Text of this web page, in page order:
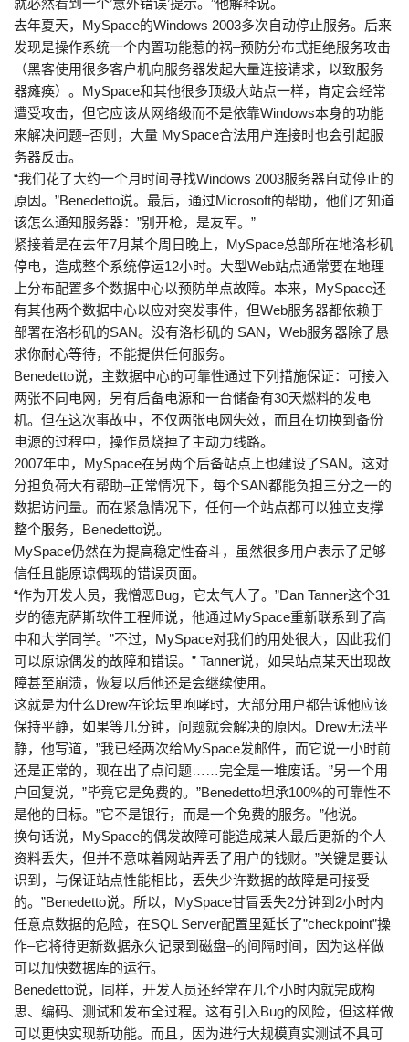
就必然看到一个’意外错误’提示。”他解释说。
去年夏天，MySpace的Windows 2003多次自动停止服务。后来
发现是操作系统一个内置功能惹的祸–预防分布式拒绝服务攻击
（黑客使用很多客户机向服务器发起大量连接请求，以致服务
器瘫痪）。MySpace和其他很多顶级大站点一样，肯定会经常
遭受攻击，但它应该从网络级而不是依靠Windows本身的功能
来解决问题–否则，大量 MySpace合法用户连接时也会引起服
务器反击。
“我们花了大约一个月时间寻找Windows 2003服务器自动停止的
原因。”Benedetto说。最后，通过Microsoft的帮助，他们才知道
该怎么通知服务器：”别开枪，是友军。”
紧接着是在去年7月某个周日晚上，MySpace总部所在地洛杉矶
停电，造成整个系统停运12小时。大型Web站点通常要在地理
上分布配置多个数据中心以预防单点故障。本来，MySpace还
有其他两个数据中心以应对突发事件，但Web服务器都依赖于
部署在洛杉矶的SAN。没有洛杉矶的 SAN，Web服务器除了恳
求你耐心等待，不能提供任何服务。
Benedetto说，主数据中心的可靠性通过下列措施保证：可接入
两张不同电网，另有后备电源和一台储备有30天燃料的发电
机。但在这次事故中，不仅两张电网失效，而且在切换到备份
电源的过程中，操作员烧掉了主动力线路。
2007年中，MySpace在另两个后备站点上也建设了SAN。这对
分担负荷大有帮助–正常情况下，每个SAN都能负担三分之一的
数据访问量。而在紧急情况下，任何一个站点都可以独立支撑
整个服务，Benedetto说。
MySpace仍然在为提高稳定性奋斗，虽然很多用户表示了足够
信任且能原谅偶现的错误页面。
“作为开发人员，我憎恶Bug，它太气人了。”Dan Tanner这个31
岁的德克萨斯软件工程师说，他通过MySpace重新联系到了高
中和大学同学。”不过，MySpace对我们的用处很大，因此我们
可以原谅偶发的故障和错误。” Tanner说，如果站点某天出现故
障甚至崩溃，恢复以后他还是会继续使用。
这就是为什么Drew在论坛里咆哮时，大部分用户都告诉他应该
保持平静，如果等几分钟，问题就会解决的原因。Drew无法平
静，他写道，”我已经两次给MySpace发邮件，而它说一小时前
还是正常的，现在出了点问题……完全是一堆废话。”另一个用
户回复说，”毕竟它是免费的。”Benedetto坦承100%的可靠性不
是他的目标。”它不是银行，而是一个免费的服务。”他说。
换句话说，MySpace的偶发故障可能造成某人最后更新的个人
资料丢失，但并不意味着网站弄丢了用户的钱财。”关键是要认
识到，与保证站点性能相比，丢失少许数据的故障是可接受
的。”Benedetto说。所以，MySpace甘冒丢失2分钟到2小时内
任意点数据的危险，在SQL Server配置里延长了”checkpoint”操
作–它将待更新数据永久记录到磁盘–的间隔时间，因为这样做
可以加快数据库的运行。
Benedetto说，同样，开发人员还经常在几个小时内就完成构
思、编码、测试和发布全过程。这有引入Bug的风险，但这样做
可以更快实现新功能。而且，因为进行大规模真实测试不具可